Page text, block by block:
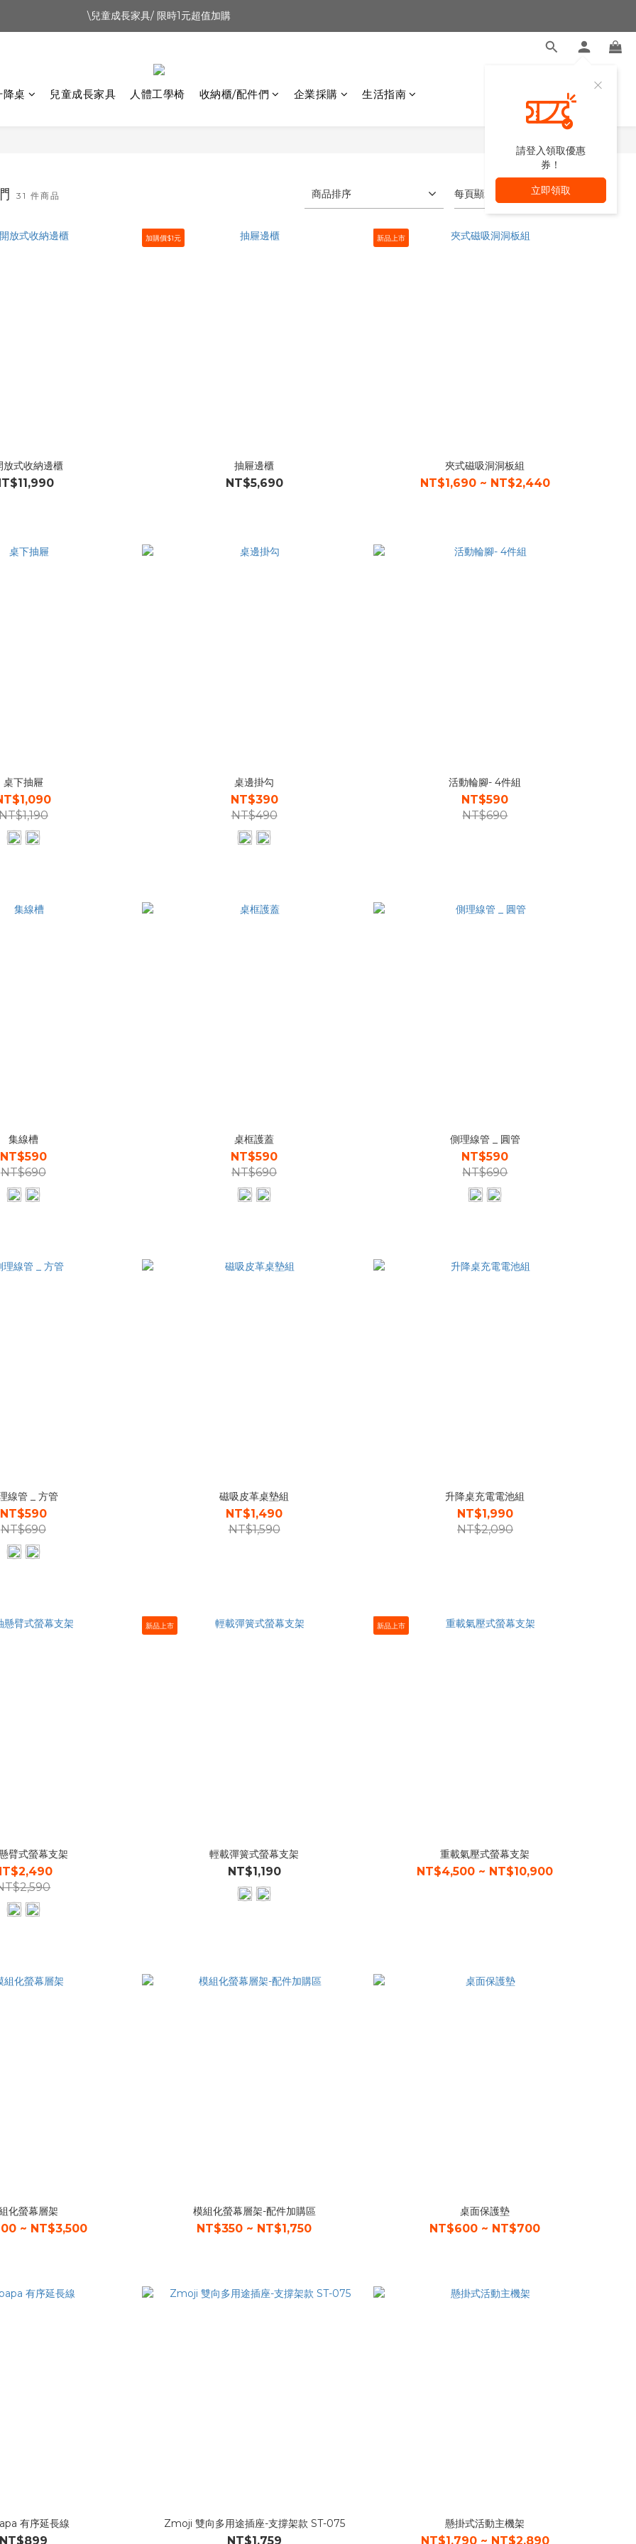
新會員首購禮500元
\兒童成長家具/ 限時1元超值加購
新會員首購禮500元
請登入領取優惠
券！
立即領取
降桌 兒童成長家具 人體工學椅 收納櫃/配件們 企業採購 生活指南
31 件商品 商品排序 每頁顯示 24 個
放式收納邊櫃
加購價$1元
抽屜邊櫃
NT$5,690
新品上市
夾式磁吸洞洞板組
NT$1,690 ~ NT$2,440
桌下抽屜 桌邊掛勾
NT$390
NT$490
活動輪腳- 4件組
NT$590
NT$690
集線槽
NT$590
NT$690
桌框護蓋
NT$590
NT$690
側理線管 _ 圓管
NT$590
NT$690
線管 _ 方管
NT$590
NT$690
磁吸皮革桌墊組
NT$1,490
NT$1,590
升降桌充電電池組
NT$1,990
NT$2,090
臂式螢幕支架
新品上市
輕載彈簧式螢幕支架
NT$1,190
新品上市
重載氣壓式螢幕支架
NT$4,500 ~ NT$10,900
化螢幕層架
~ NT$3,500
模組化螢幕層架-配件加購區
NT$350 ~ NT$1,750
桌面保護墊
NT$600 ~ NT$700
有序延長線 Zmoji 雙向多用途插座-支撐架款 ST-075
NT$1,759
懸掛式活動主機架
NT$1,790 ~ NT$2,890